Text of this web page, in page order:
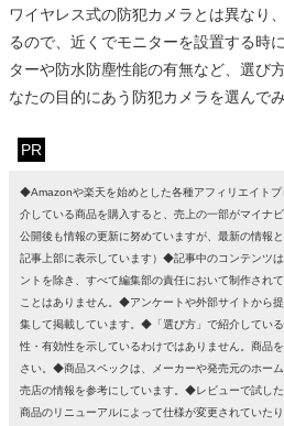
ワイヤレス式の防犯カメラとは異なり
るので、近くでモニターを設置する時
ターや防水防塵性能の有無など、選び
なたの目的にあう防犯カメラを選んで
PR
◆Amazonや楽天を始めとした各種アフィリエイト
介している商品を購入すると、売上の一部がマイナ
公開後も情報の更新に努めていますが、最新の情報
記事上部に表示しています）◆記事中のコンテンツ
ントを除き、すべて編集部の責任において制作され
ことはありません。◆アンケートや外部サイトから
集して掲載しています。◆「選び方」で紹介してい
性・有効性を示しているわけではありません。商品
さい。◆商品スペックは、メーカーや発売元のホー
売店の情報を参考にしています。◆レビューで試し
商品のリニューアルによって仕様が変更されていた